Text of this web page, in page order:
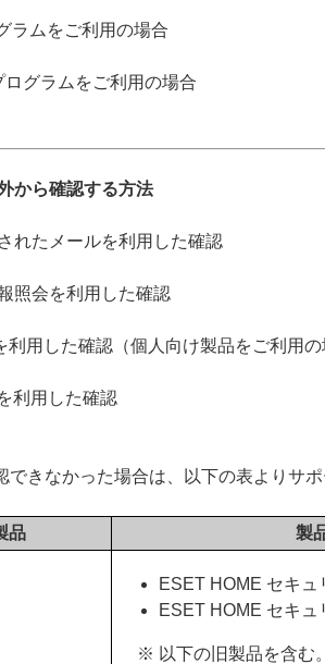
ラムをご利用の場合
グラムをご利用の場合
から確認する方法
れたメールを利用した確認
照会を利用した確認
利用した確認（個人向け製品をご利用
利用した確認
できなかった場合は、以下の表よりサ
品 製
ESET HOME セキ
ESET HOME セキ
※ 以下の旧製品を含む